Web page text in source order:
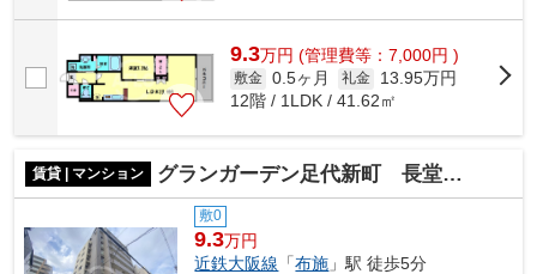
9.3万円 (管理費等：7,000円 )
敷金 0.5ヶ月 礼金
13.95万円
12階 / 1LDK / 41.62㎡
賃貸 | マンション グランガーデン足代新町 長堂小学校区
敷0
9.3万円
近鉄大阪線 「布施 」駅 徒歩5分